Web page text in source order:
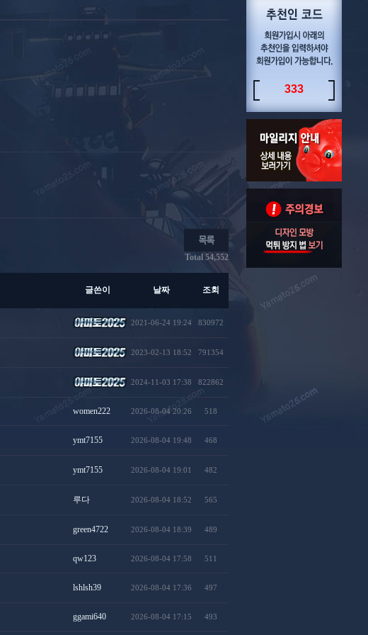
333
Total 54,552
글쓴이 날짜 조회
2021-06-24 19:24 830972
2023-02-13 18:52 791354
2024-11-03 17:38 822862
women222 2026-08-04 20:26 518
ymt7155 2026-08-04 19:48 468
ymt7155 2026-08-04 19:01 482
루다 2026-08-04 18:52 565
green4722 2026-08-04 18:39 489
qw123 2026-08-04 17:58 511
lshlsh39 2026-08-04 17:36 497
ggami640 2026-08-04 17:15 493